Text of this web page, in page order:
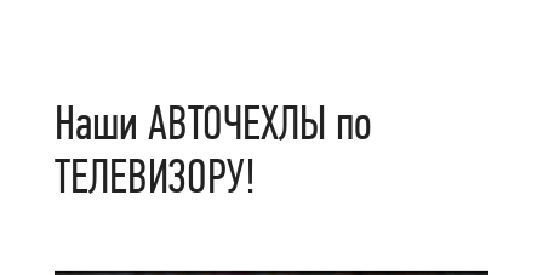
Наши АВТОЧЕХЛЫ по
ТЕЛЕВИЗОРУ!